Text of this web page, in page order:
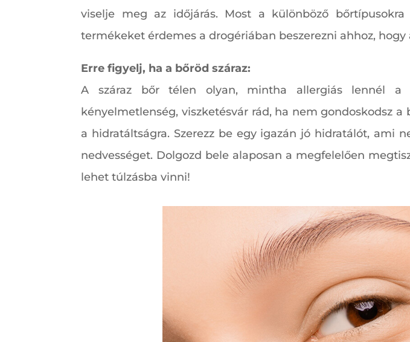
viselje meg az időjárás. Most a különböző
termékeket érdemes a drogériában beszerezni ahhoz,
Erre figyelj, ha a bőröd száraz:
A száraz bőr télen olyan, mintha allergiás lennél a
kényelmetlenség, viszketésvár rád, ha nem gondoskodsz
a hidratáltságra. Szerezz be egy igazán jó hidratálót, ami
nedvességet. Dolgozd bele alaposan a megfelelően
lehet túlzásba vinni!